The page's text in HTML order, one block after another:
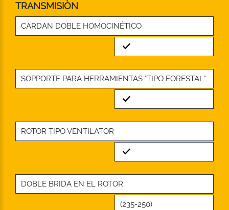
TRANSMISIÒN
CARDAN DOBLE HOMOCINÉTICO
Standard
SOPPORTE PARA HERRAMIENTAS "TIPO FORESTAL"
Standard
ROTOR TIPO VENTILATOR
Standard
DOBLE BRIDA EN EL ROTOR
(235-250)